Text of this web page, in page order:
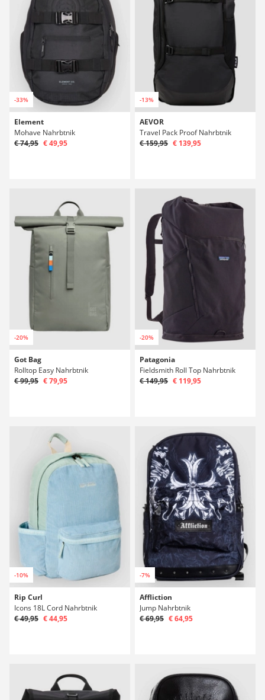
-33%
Element
Mohave Nahrbtnik
€ 74,95 € 49,95
-13%
AEVOR
Travel Pack Proof Nahrbtnik
€ 159,95 € 139,95
-20%
Got Bag
Rolltop Easy Nahrbtnik
€ 99,95 € 79,95
-20%
Patagonia
Fieldsmith Roll Top Nahrbtnik
€ 149,95 € 119,95
-10%
Rip Curl
Icons 18L Cord Nahrbtnik
€ 49,95 € 44,95
-7%
Affliction
Jump Nahrbtnik
€ 69,95 € 64,95